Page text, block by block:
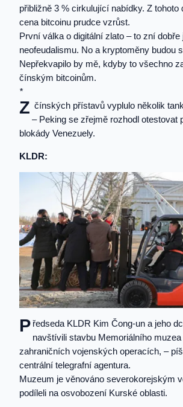
přibližně 3 % cirkulující nabídky. Z tohoto
cena bitcoinu prudce vzrůst.
První válka o digitální zlato – to zní
neofeudalismu. No a kryptoměny budou
Nepřekvapilo by mě, kdyby to všechno
čínským bitcoinům.
*
Z čínských přístavů vyplulo několik
– Peking se zřejmě rozhodl otestovat
blokády Venezuely.
KLDR:
Předseda KLDR Kim Čong-un a jeho
navštívili stavbu Memoriálního
zahraničních vojenských operacích, –
centrální telegrafní agentura.
Muzeum je věnováno severokorejským
podíleli na osvobození Kurské oblasti.